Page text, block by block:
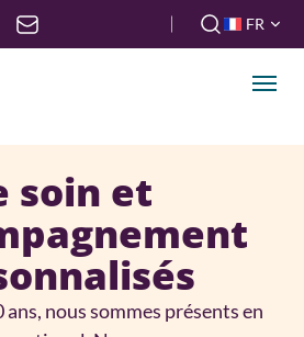
FR
FR
EN
soin et
nous sommes présents en